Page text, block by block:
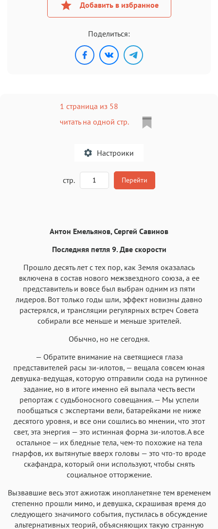
Добавить в избранное
Поделиться:
1 страница из 58
читать на одной стр.
Настроики
Аа
Roboto
Аа
Garamond
Аа
Fira Sans
Аа
Times
Аа Аа Аа Аа
Аа Аа Аа Аа
Аа
Courier
Аа
Courier New
Аа
Menlo
Аа
SF Mono
стр. Перейти
Антон Емельянов, Сергей Савинов
Последняя петля 9. Две скорости
Прошло десять лет с тех пор, как Земля оказалась
включена в состав нового межзвездного союза, а ее
представитель и вовсе был выбран одним из пяти
лидеров. Вот только годы шли, эффект новизны давно
растерялся, и трансляции регулярных встреч Совета
собирали все меньше и меньше зрителей.
Обычно, но не сегодня.
— Обратите внимание на светящиеся глаза
представителей расы зи-илотов, — вещала совсем юная
девушка-ведущая, которую отправили сюда на рутинное
задание, но в итоге именно ей выпала честь вести
репортаж с судьбоносного совещания. — Мы успели
пообщаться с экспертами вели, батарейками не ниже
десятого уровня, и все они сошлись во мнении, что этот
свет, эта энергия — это истинная форма зи-илотов. А все
остальное — их бледные тела, чем-то похожие на тела
гнарфов, их вытянутые вверх головы — это что-то вроде
скафандра, который они используют, чтобы снять
социальное отторжение.
Вызвавшие весь этот ажиотаж инопланетяне тем временем
степенно прошли мимо, и девушка, скрашивая время до
следующего значимого события, пустилась в обсуждение
альтернативных теорий, объясняющих такую странную